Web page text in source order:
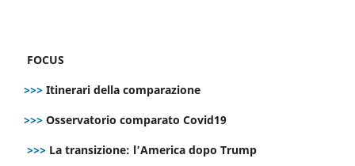
FOCUS
>>> Itinerari della comparazione
>>> Osservatorio comparato Covid19
>>> La transizione: l’America dopo Trump